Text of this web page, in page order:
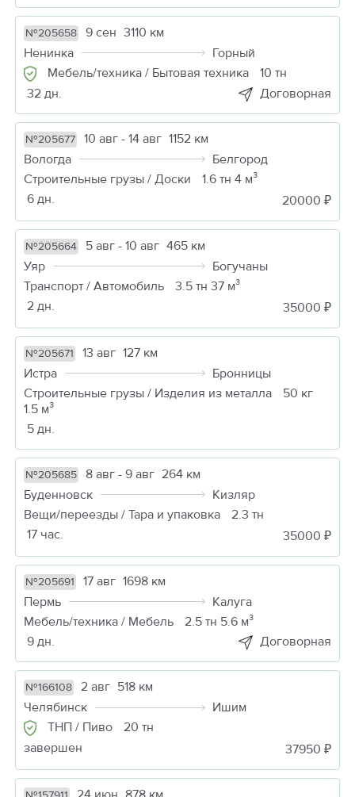
№205658 9 сен 3110 км
Ненинка
Горный
Мебель/техника / Бытовая техника
10 тн
32 дн.
Договорная
№205677 10 авг - 14 авг 1152 км
Вологда
Белгород
Строительные грузы / Доски
1.6 тн 4 м³
6 дн.
20000 ₽
№205664 5 авг - 10 авг 465 км
Уяр
Богучаны
Транспорт / Автомобиль
3.5 тн 37 м³
2 дн.
35000 ₽
№205671 13 авг 127 км
Истра
Бронницы
Строительные грузы / Изделия из металла
50 кг
1.5 м³
5 дн.
№205685 8 авг - 9 авг 264 км
Буденновск
Кизляр
Вещи/переезды / Тара и упаковка
2.3 тн
17 час.
35000 ₽
№205691 17 авг 1698 км
Пермь
Калуга
Мебель/техника / Мебель
2.5 тн 5.6 м³
9 дн.
Договорная
№166108 2 авг 518 км
Челябинск
Ишим
ТНП / Пиво
20 тн
завершен
37950 ₽